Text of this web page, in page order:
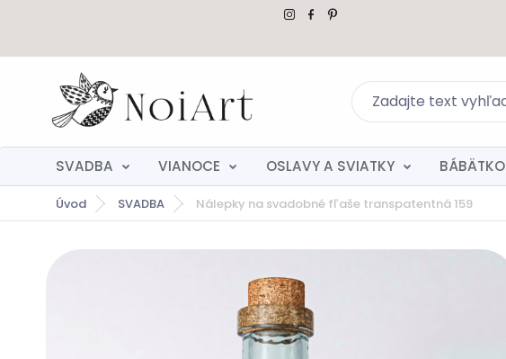
SVADBA VIANOCE OSLAVY A SVIATKY BÁBÄTKO
Úvod SVADBA Nálepky na svadobné fľaše transpatentná 159